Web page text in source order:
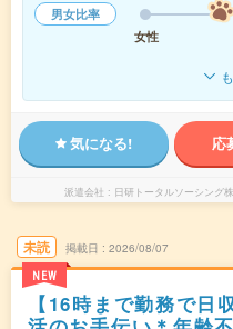
男女比率
女性
気になる! 応
派遣会社 日研トータルソーシン
未読
NEW
掲載日 2026/08/07
【16時まで勤務で日